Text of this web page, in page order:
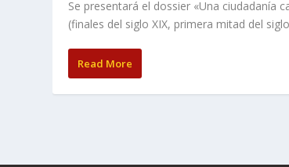
Se presentará el dossier «Una ciudadanía
(finales del siglo XIX, primera mitad del
Read More